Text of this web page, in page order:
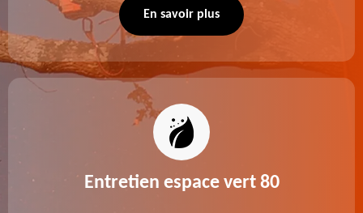
Découvrez un extérieur exceptionnel grâce à notre
En savoir plus
Entretien espace vert 80